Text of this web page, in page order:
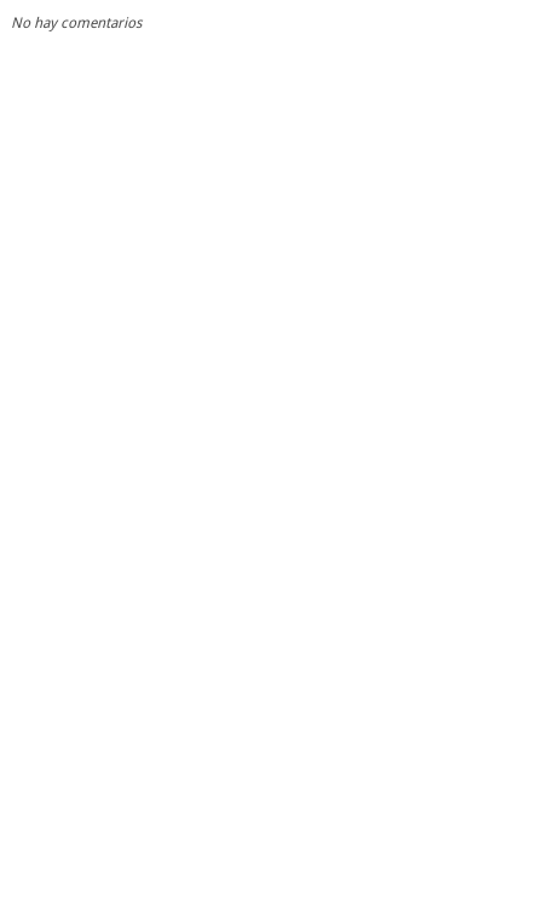
No hay comentarios